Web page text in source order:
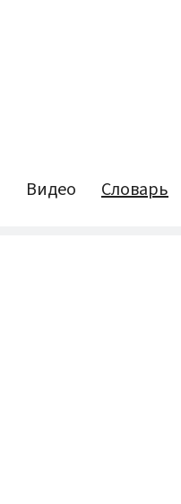
Видео Словарь